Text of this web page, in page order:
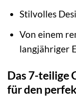
Stilvolles
Von einem
langjähriger
Das 7-teilige
für den